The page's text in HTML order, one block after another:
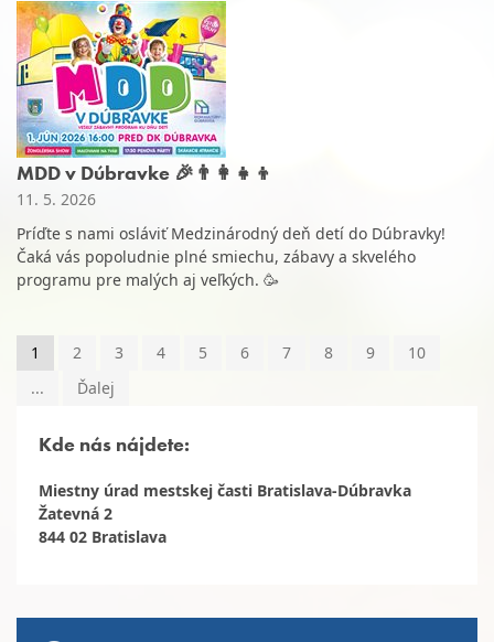
MDD v Dúbravke 🎉👨‍👩‍👧‍👦
11. 5. 2026
Príďte s nami osláviť Medzinárodný deň detí do Dúbravky!
Čaká vás popoludnie plné smiechu, zábavy a skvelého
programu pre malých aj veľkých. 🥳
1 2 3 4 5 6 7 8 9
10
...
Ďalej
Kde nás nájdete:
Miestny úrad mestskej časti Bratislava-Dúbravka
Žatevná 2
844 02 Bratislava